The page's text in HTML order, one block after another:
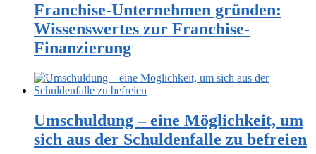
Franchise-Unternehmen gründen:
Wissenswertes zur Franchise-
Finanzierung
Umschuldung – eine Möglichkeit, um
sich aus der Schuldenfalle zu befreien